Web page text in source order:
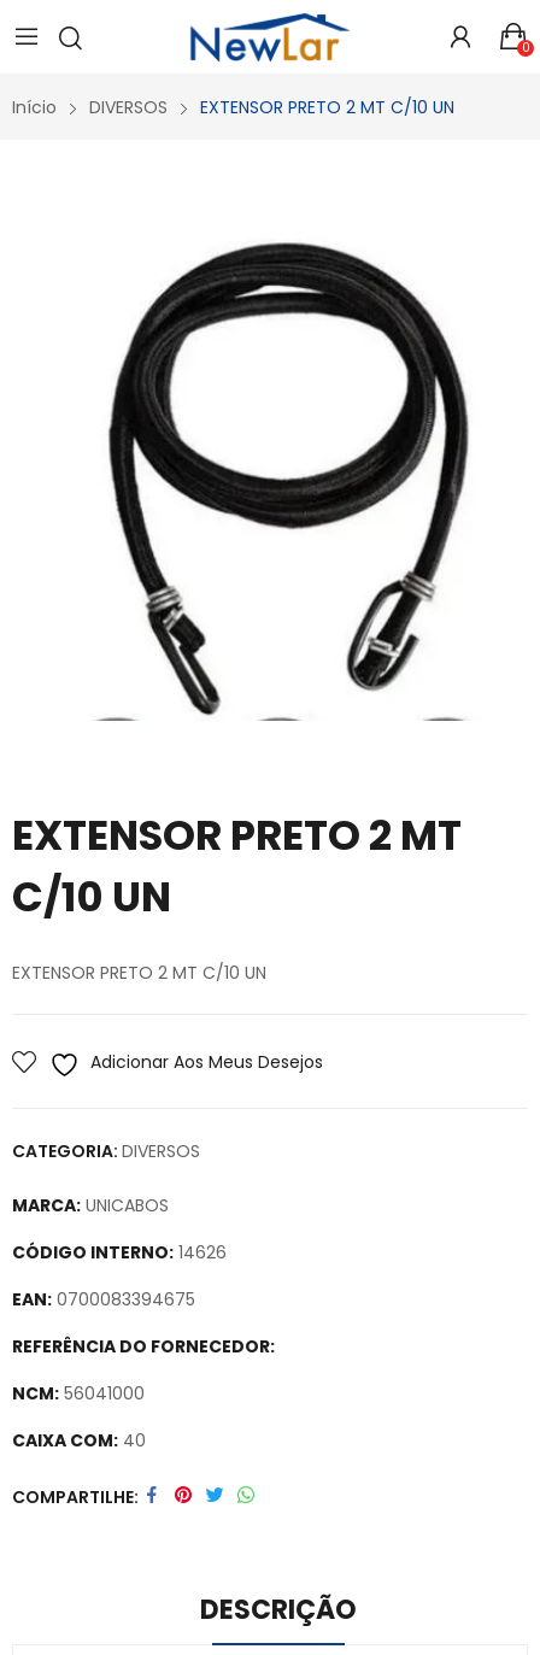
Secure crypto portfolio manager for desktops and mobile -
Visit Ledger Live
- easily manage, stake, and track assets. 0
Início DIVERSOS EXTENSOR PRETO 2 MT C/10 UN
EXTENSOR PRETO 2 MT
C/10 UN
EXTENSOR PRETO 2 MT C/10 UN
Adicionar Aos Meus Desejos
CATEGORIA: DIVERSOS
MARCA: UNICABOS
CÓDIGO INTERNO: 14626
EAN: 0700083394675
REFERÊNCIA DO FORNECEDOR:
NCM: 56041000
CAIXA COM: 40
Secure crypto portfolio manager for desktops and mobile –
COMPARTILHE
DESCRIÇÃO